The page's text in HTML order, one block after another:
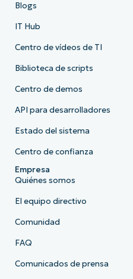
Blogs
IT Hub
Centro de vídeos de TI
Biblioteca de scripts
Centro de demos
API para desarrolladores
Estado del sistema
Centro de confianza
Empresa
Quiénes somos
El equipo directivo
Comunidad
FAQ
Comunicados de prensa